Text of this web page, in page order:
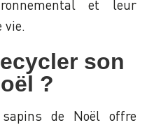
et leur
vie.
son
?
de Noël offre